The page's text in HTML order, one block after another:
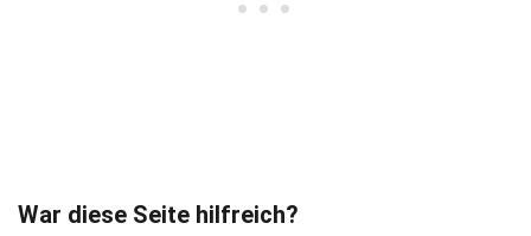
War diese Seite hilfreich?